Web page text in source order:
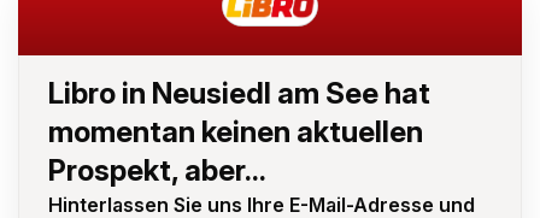
Libro in Neusiedl am See hat
momentan keinen aktuellen
Prospekt, aber...
Hinterlassen Sie uns Ihre E-Mail-Adresse und